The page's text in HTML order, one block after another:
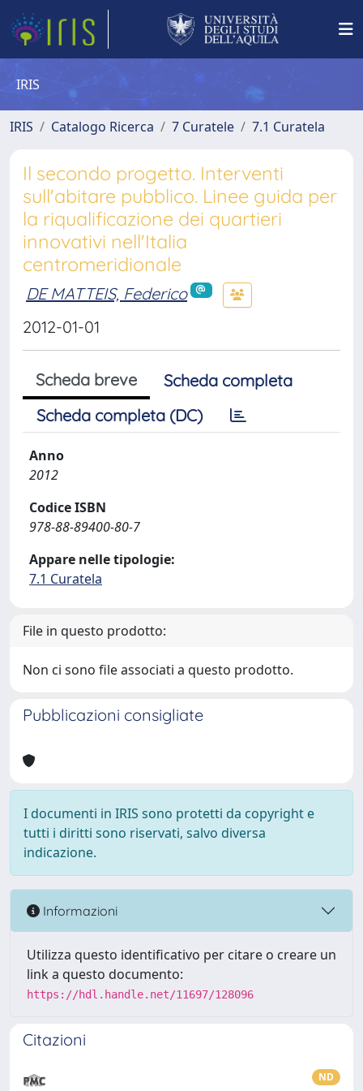
IRIS
IRIS Catalogo Ricerca 7 Curatele 7.1 Curatela
Il secondo progetto. Interventi
sull'abitare pubblico. Linee guida per
la riqualificazione dei quartieri
innovativi nell'Italia
centromeridionale
DE MATTEIS, Federico
2012-01-01
Scheda breve
Scheda completa
Scheda completa (DC)
Anno
2012
Codice ISBN
978-88-89400-80-7
Appare nelle tipologie:
7.1 Curatela
File in questo prodotto:
Non ci sono file associati a questo prodotto.
Pubblicazioni consigliate
I documenti in IRIS sono protetti da copyright e
tutti i diritti sono riservati, salvo diversa
indicazione.
Informazioni
Utilizza questo identificativo per citare o creare un
link a questo documento:
https://hdl.handle.net/11697/128096
Citazioni
ND